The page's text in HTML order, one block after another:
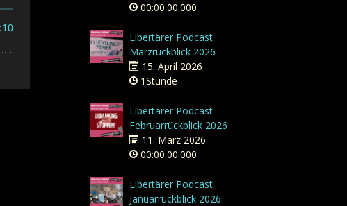
00:00:00.000
Libertärer Podcast
Märzrückblick 2026
15. April 2026
1Stunde
Libertärer Podcast
Februarrückblick 2026
11. März 2026
00:00:00.000
Libertärer Podcast
Januarrückblick 2026